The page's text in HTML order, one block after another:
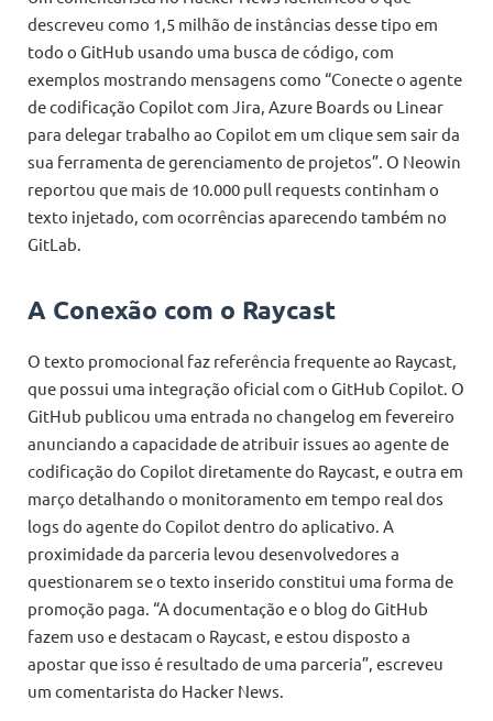
descreveu como 1,5 milhão de instâncias desse tipo em
todo o GitHub usando uma busca de código, com
exemplos mostrando mensagens como “Conecte o agente
de codificação Copilot com Jira, Azure Boards ou Linear
para delegar trabalho ao Copilot em um clique sem sair da
sua ferramenta de gerenciamento de projetos”. O Neowin
reportou que mais de 10.000 pull requests continham o
texto injetado, com ocorrências aparecendo também no
GitLab.
A Conexão com o Raycast
O texto promocional faz referência frequente ao Raycast,
que possui uma integração oficial com o GitHub Copilot. O
GitHub publicou uma entrada no changelog em fevereiro
anunciando a capacidade de atribuir issues ao agente de
codificação do Copilot diretamente do Raycast, e outra em
março detalhando o monitoramento em tempo real dos
logs do agente do Copilot dentro do aplicativo. A
proximidade da parceria levou desenvolvedores a
questionarem se o texto inserido constitui uma forma de
promoção paga. “A documentação e o blog do GitHub
fazem uso e destacam o Raycast, e estou disposto a
apostar que isso é resultado de uma parceria”, escreveu
um comentarista do Hacker News.